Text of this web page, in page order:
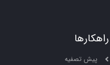
راهکارها
پیش تصفیه